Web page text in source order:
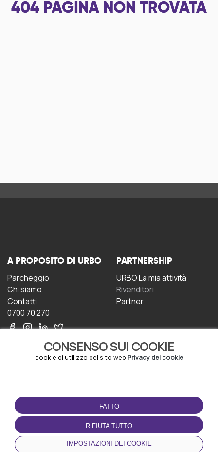
404 PAGINA NON TROVATA
CONSENSO SUI COOKIE
cookie di utilizzo del sito web Privacy dei cookie
FATTO
RIFIUTA TUTTO
IMPOSTAZIONI DEI COOKIE
A PROPOSITO DI URBO
Parcheggio
Chi siamo
Contatti
0700 70 270
PARTNERSHIP
URBO La mia attività
Rivenditori
Partner
CONDIZIONI D'USO
Termini e Condizioni
Politica sulla riservatezza
Gestione dei Cookie
SCARICA L'APP